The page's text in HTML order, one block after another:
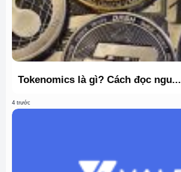
Tokenomics là gì? Cách đọc ngu...
4 trước